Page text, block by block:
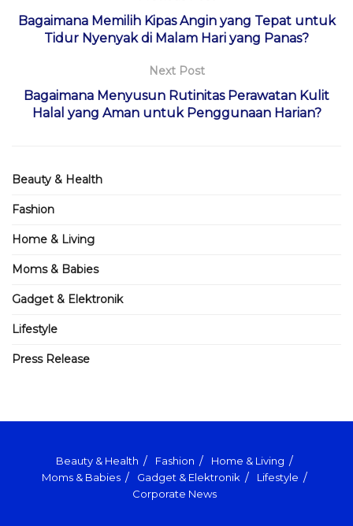
Bagaimana Memilih Kipas Angin yang Tepat untuk
Tidur Nyenyak di Malam Hari yang Panas?
Next Post
Bagaimana Menyusun Rutinitas Perawatan Kulit
Halal yang Aman untuk Penggunaan Harian?
Beauty & Health
Fashion
Home & Living
Moms & Babies
Gadget & Elektronik
Lifestyle
Press Release
Beauty & Health Fashion
Home & Living
Moms & Babies
Gadget & Elektronik
Lifestyle
Corporate News